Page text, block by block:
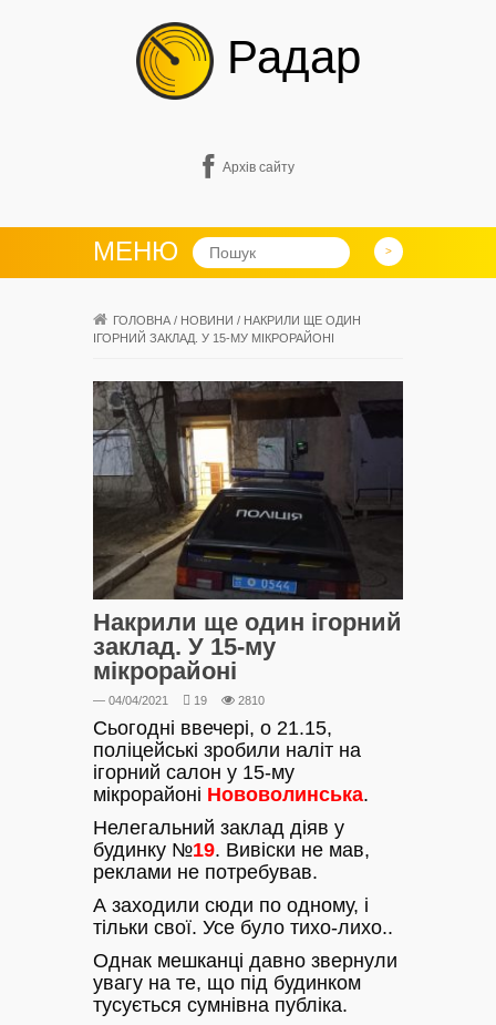
Радар
Архів сайту
МЕНЮ
ГОЛОВНА / НОВИНИ / НАКРИЛИ ЩЕ ОДИН
ІГОРНИЙ ЗАКЛАД. У 15-МУ МІКРОРАЙОНІ
Накрили ще один ігорний
заклад. У 15-му
мікрорайоні
— 04/04/2021 19 2810
Сьогодні ввечері, о 21.15,
поліцейські зробили наліт на
ігорний салон у 15-му
мікрорайоні Нововолинська.
Нелегальний заклад діяв у
будинку №19. Вивіски не мав,
реклами не потребував.
А заходили сюди по одному, і
тільки свої. Усе було тихо-лихо..
Однак мешканці давно звернули
увагу на те, що під будинком
тусується сумнівна публіка.